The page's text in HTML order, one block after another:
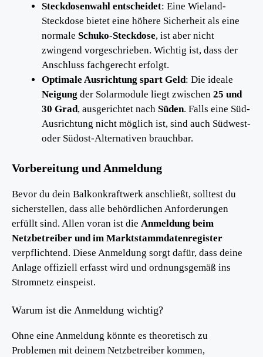
Steckdosenwahl entscheidet: Eine Wieland-
Steckdose bietet eine höhere Sicherheit als eine
normale Schuko-Steckdose, ist aber nicht
zwingend vorgeschrieben. Wichtig ist, dass der
Anschluss fachgerecht erfolgt.
Optimale Ausrichtung spart Geld: Die ideale
Neigung der Solarmodule liegt zwischen 25 und
30 Grad, ausgerichtet nach Süden. Falls eine Süd-
Ausrichtung nicht möglich ist, sind auch Südwest-
oder Südost-Alternativen brauchbar.
Vorbereitung und Anmeldung
Bevor du dein Balkonkraftwerk anschließt, solltest du
sicherstellen, dass alle behördlichen Anforderungen
erfüllt sind. Allen voran ist die Anmeldung beim
Netzbetreiber und im Marktstammdatenregister
verpflichtend. Diese Anmeldung sorgt dafür, dass deine
Anlage offiziell erfasst wird und ordnungsgemäß ins
Stromnetz einspeist.
Warum ist die Anmeldung wichtig?
Ohne eine Anmeldung könnte es theoretisch zu
Problemen mit deinem Netzbetreiber kommen,